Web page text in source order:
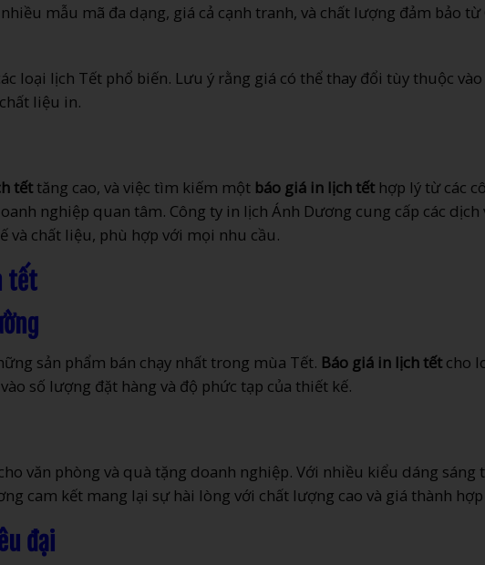
mẫu mã đa dạng, giá cả cạnh tranh, và chất lượng đảm bảo từ
loại lịch Tết phổ biến. Lưu ý rằng giá có thể thay đổi tùy thuộc vào
liệu in.
tết tăng cao, và việc tìm kiếm một báo giá in lịch tết hợp lý từ các
nghiệp quan tâm. Công ty in lịch Ánh Dương cung cấp các dịch
và chất liệu, phù hợp với mọi nhu cầu.
tết
sản phẩm bán chạy nhất trong mùa Tết. Báo giá in lịch tết cho
số lượng đặt hàng và độ phức tạp của thiết kế.
văn phòng và quà tặng doanh nghiệp. Với nhiều kiểu dáng sáng
cam kết mang lại sự hài lòng với chất lượng cao và giá thành
đại